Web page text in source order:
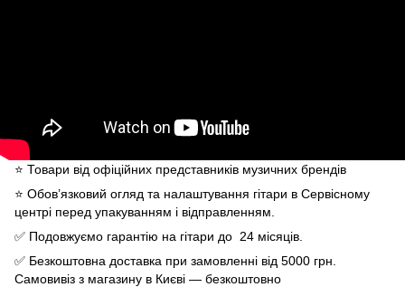
⭐️ Товари від офіційних представників музичних брендів
⭐️ Обов’язковий огляд та налаштування гітари в Сервісному
центрі перед упакуванням і відправленням.
✅ Подовжуємо гарантію на гітари до 24 місяців.
✅ Безкоштовна доставка при замовленні від 5000 грн.
Самовивіз з магазину в Києві — безкоштовно